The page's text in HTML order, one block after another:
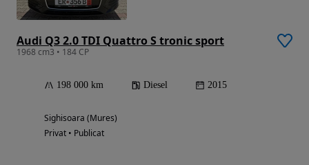
Audi Q3 2.0 TDI Quattro S tronic sport
1968 cm3 • 184 CP
198 000 km Diesel 2015
Sighisoara (Mures)
Privat • Publicat